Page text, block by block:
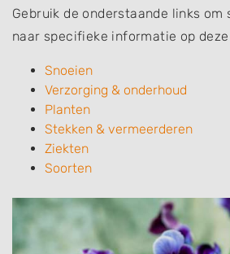
Gebruik de onderstaande links om
naar specifieke informatie op deze
Snoeien
Verzorging & onderhoud
Planten
Stekken & vermeerderen
Ziekten
Soorten